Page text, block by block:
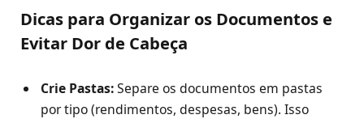
Dicas para Organizar os Documentos e
Evitar Dor de Cabeça
Crie Pastas:Separe os documentos em pastas
por tipo (rendimentos, despesas, bens). Isso